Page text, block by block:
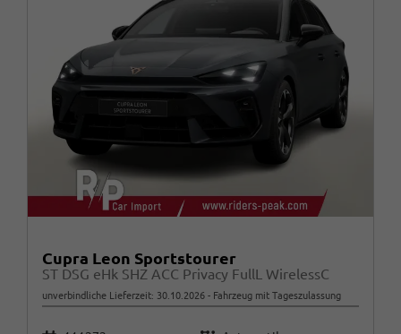
Cupra Leon Sportstourer
ST DSG eHk SHZ ACC Privacy FullL WirelessC
unverbindliche Lieferzeit: 30.10.2026 Fahrzeug mit Tageszulassung